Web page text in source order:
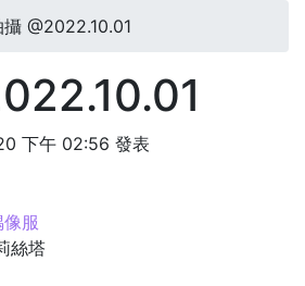
攝 @2022.10.01
下午 02:56 發表
服
絲塔